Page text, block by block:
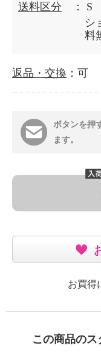
送料区分 ： S
シ
料
返品・交換 ：可
ボタンを押
ます。
お買得
この商品の